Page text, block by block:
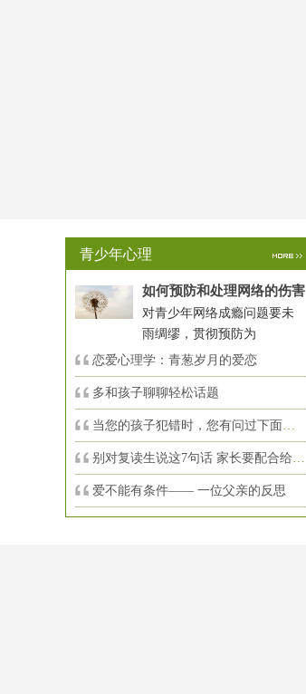
青少年心理
如何预防和处理网络的伤害
对青少年网络成瘾问题要未
雨绸缪，贯彻预防为
恋爱心理学：青葱岁月的爱恋
多和孩子聊聊轻松话题
当您的孩子犯错时，您有问过下面的8个问
别对复读生说这7句话 家长要配合给＂高
爱不能有条件—— 一位父亲的反思